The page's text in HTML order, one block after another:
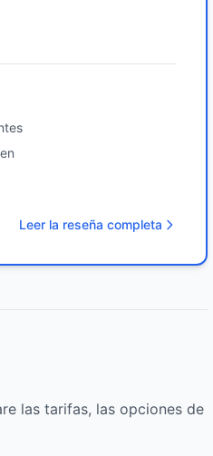
Leer la reseña completa
las tarifas, las opciones de